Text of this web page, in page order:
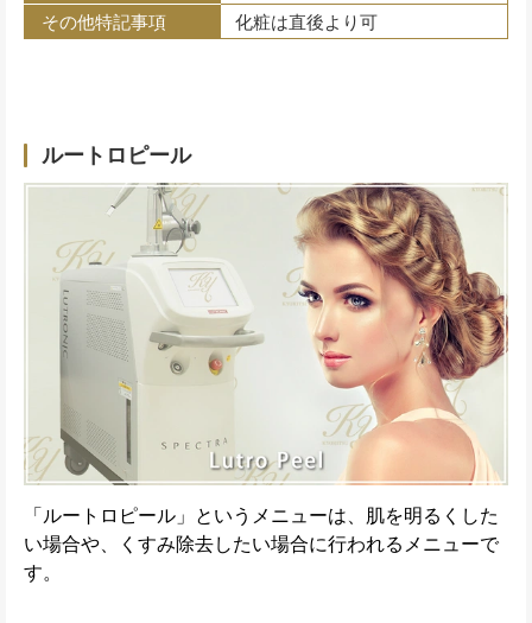
その他特記事項
化粧は直後より可
ルートロピール
「ルートロピール」というメニューは、肌を明るくした
い場合や、くすみ除去したい場合に行われるメニューで
す。